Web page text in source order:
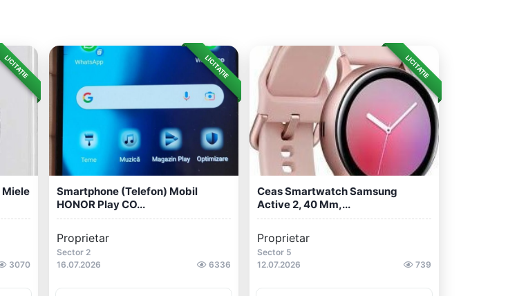
LICITAȚIE
Miele
3070
LICITAȚIE
Smartphone (telefon) Mobil
HONOR Play CO...
Proprietar
Sector 2
16.07.2026
6336
LICITAȚIE
Ceas Smartwatch Samsung
Active 2, 40 Mm,...
Proprietar
Sector 5
12.07.2026
739